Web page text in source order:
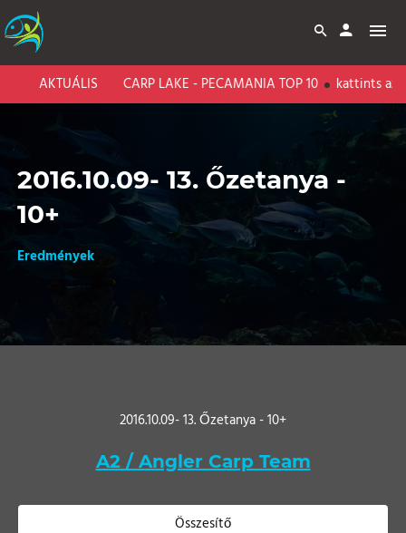
AKTUÁLISBARI CARP LAKE - PECAMANIA TOP 10 kattints az
2016.10.09- 13. Őzetanya -
10+
Eredmények
2016.10.09- 13. Őzetanya - 10+
A2 / Angler Carp Team
Összesítő